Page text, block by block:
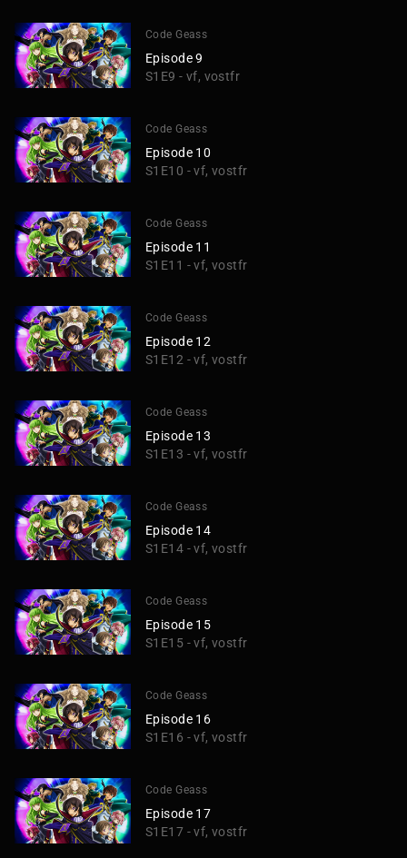
Code Geass
Episode 9
S1E9 - vf, vostfr
Code Geass
Episode 10
S1E10 - vf, vostfr
Code Geass
Episode 11
S1E11 - vf, vostfr
Code Geass
Episode 12
S1E12 - vf, vostfr
Code Geass
Episode 13
S1E13 - vf, vostfr
Code Geass
Episode 14
S1E14 - vf, vostfr
Code Geass
Episode 15
S1E15 - vf, vostfr
Code Geass
Episode 16
S1E16 - vf, vostfr
Code Geass
Episode 17
S1E17 - vf, vostfr